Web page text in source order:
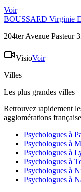
Voir
BOUSSARD Virginie
204ter Avenue Pasteur
VisioVoir
Villes
Les plus grandes villes
Retrouvez rapidement
agglomérations
Psychologues à
Psychologues à
Psychologues à
Psychologues à
Psychologues à
Psychologues à